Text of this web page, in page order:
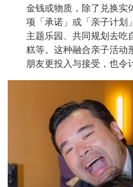
金钱或物质，除了兑换实
项「承诺」或「亲子计划
主题乐园、共同规划去吃
糕等。这种融合亲子活动
朋友更投入与接受，也令